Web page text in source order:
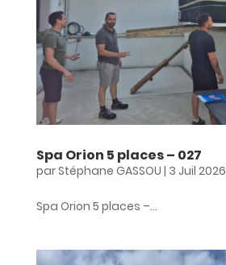
Spa Orion 5 places – 027
parStéphane GASSOU | 3 Juil 2026
Spa Orion 5 places –...